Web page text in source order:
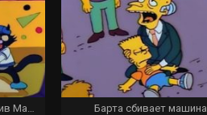
Барта сбивает машина